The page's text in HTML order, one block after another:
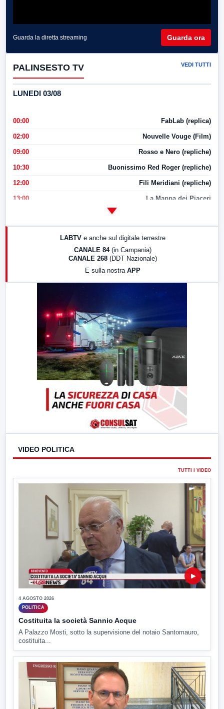
Guarda la diretta streaming Guarda ora
PALINSESTO TV VEDI TUTTI
LUNEDI 03/08
00:00 FabLab (replica)
02:00 Nouvelle Vouge (Film)
09:00 Rosso e Nero (repliche)
10:30 Buonissimo Red Roger (repliche)
12:00 Fili Meridiani (repliche)
13:00 La Mappa dei Piaceri
17:00 LabNews (replica)
LABTV e anche sul digitale terrestre
CANALE 84 (in Campania)
CANALE 268 (DDT Nazionale)
E sulla nostra APP
VIDEO POLITICA
TUTTI I VIDEO
▶
4 AGOSTO 2026
POLITICA
Costituita la società Sannio Acque
A Palazzo Mosti, sotto la supervisione del notaio Santomauro,
costituita...